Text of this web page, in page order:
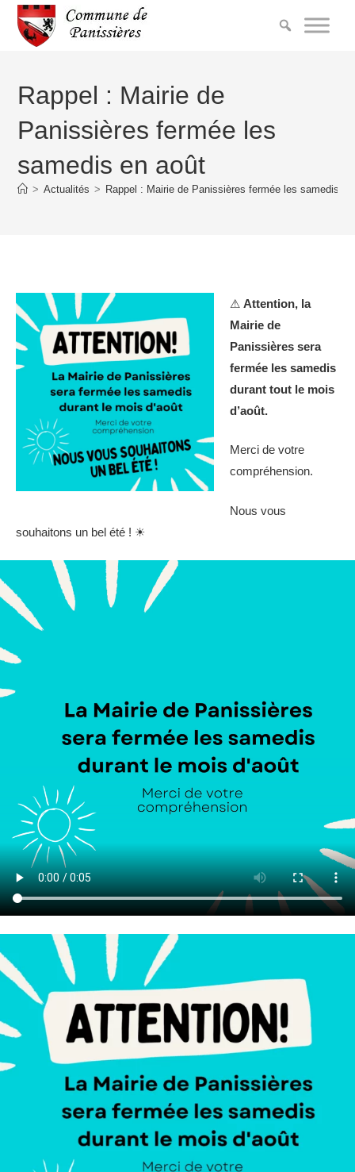
Rappel : Mairie de
Panissières fermée les
samedis en août
> Actualités > Rappel : Mairie de Panissières fermée les samedis
⚠ Attention, la
Mairie de
Panissières sera
fermée les samedis
durant tout le mois
d’août.
Merci de votre
compréhension.
Nous vous
souhaitons un bel été ! ☀